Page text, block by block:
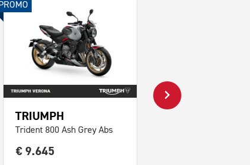
PROMO
TRIUMPH
Trident 800 Ash Grey Abs
€ 9.645